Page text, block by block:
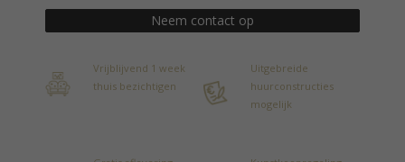
Neem contact op
Vrijblijvend 1 week
thuis bezichtigen
Uitgebreide
huurconstructies
mogelijk